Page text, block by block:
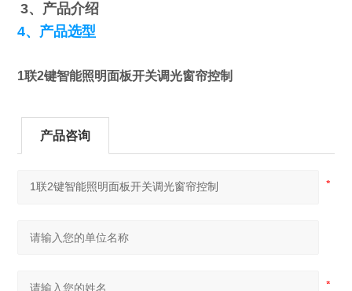
3、产品介绍
4、产品选型
1联2键智能照明面板开关调光窗帘控制
产品咨询